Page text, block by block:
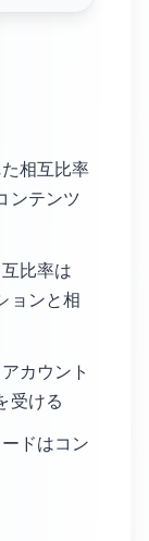
相互比率
ンテンツ
比率は
ョンと相
カウント
受ける
ドはコン